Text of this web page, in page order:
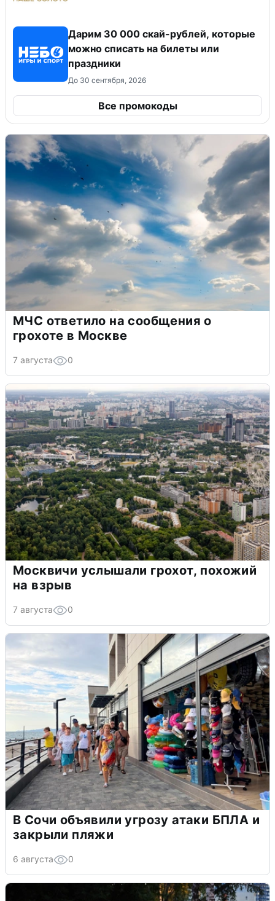
Дарим 30 000 скай-рублей, которые
можно списать на билеты или
праздники
До 30 сентября, 2026
Все промокоды
МЧС ответило на сообщения о
грохоте в Москве
7 августа 0
Москвичи услышали грохот, похожий
на взрыв
7 августа 0
В Сочи объявили угрозу атаки БПЛА и
закрыли пляжи
6 августа 0